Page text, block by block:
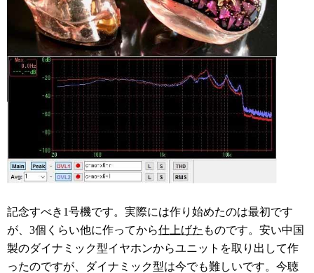
記念すべき1号機です。実際には作り始めたのは最初です
が、3個くらい他に作ってから仕上げた ものです。安い中国
製のダイナミック型イヤホンからユニットを取り出して作
ったのですが、ダイナミック型は今でも難しいです。今聴